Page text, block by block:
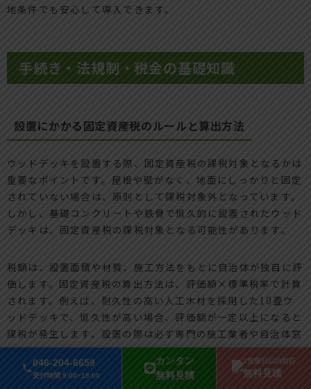
046-204-6659
受付時間 9:00~18:00
カンタン
無料見積
1営業日以内対応
無料見積
地条件でも安心して導入できます。
手続き・法規制・税金の基礎知識
設置にかかる固定資産税のルールと算出方法
ウッドデッキを設置する際、固定資産税の課税対象となるかは
重要なポイントです。屋根や壁がなく、地面にしっかりと固定
されていない場合は、原則として課税対象外となっています。
しかし、基礎コンクリートや鉄骨で恒久的に設置されたウッド
デッキは、固定資産税の課税対象となる可能性があります。
税額は、設置面積や材質、施工方法をもとに自治体が独自に評
価します。固定資産税の算出方法は、評価額×標準税率で計算
されます。例えば、耐久性の高い人工木材を採用した10畳ウ
ッドデッキで、恒久性が高い場合、評価額が一定以上になると
課税が発生します。設置の際は必ず専門の施工業者や自治体窓
口に相談しましょう。